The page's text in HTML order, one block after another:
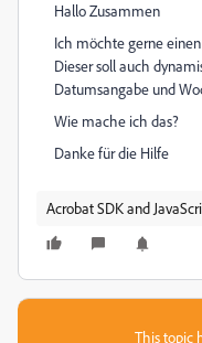
Hallo Zusammen
Ich möchte gerne
Dieser soll auch
Datumsangabe und
Wie mache ich das?
Danke für die Hilfe
Acrobat SDK and
This topic